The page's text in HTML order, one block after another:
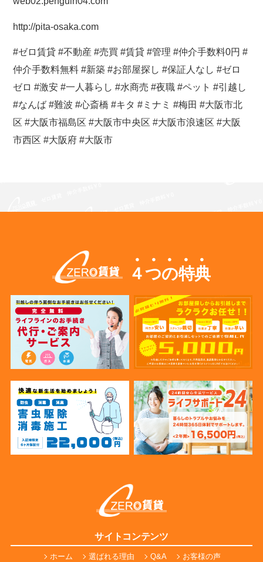
http://pita-osaka.com
#ゼロ賃貸 #不動産 #売買 #賃貸 #管理 #仲介手数料0円 #
仲介手数料無料 #新築 #お部屋探し #保証人なし #ゼロ
ゼロ #激安 #一人暮らし #水商売 #夜職 #ペット #引越し
#なんば #難波 #心斎橋 #キタ #ミナミ #梅田 #大阪市北
区 #大阪市福島区 #大阪市中央区 #大阪市浪速区 #大阪
市西区 #大阪府 #大阪市
４つの特典
サイトコンテンツ
ホーム 選ばれる理由 Q&A お客様の声